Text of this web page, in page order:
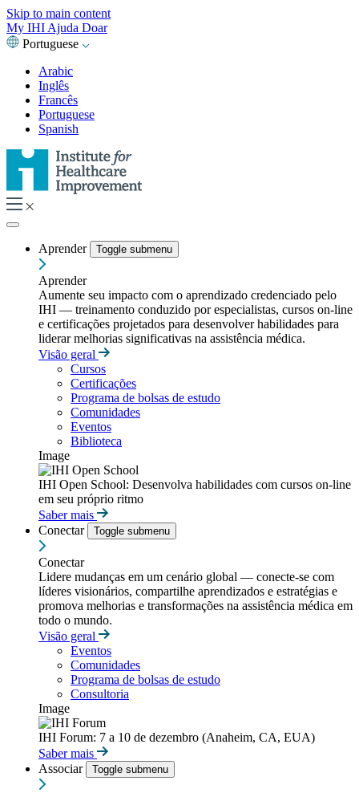
Skip to main content
My IHI Ajuda Doar
Portuguese
Arabic
Inglês
Francês
Portuguese
Spanish
Aprender Toggle submenu
Aprender
Aumente seu impacto com o aprendizado credenciado pelo
IHI — treinamento conduzido por especialistas, cursos on-line
e certificações projetados para desenvolver habilidades para
liderar melhorias significativas na assistência médica.
Visão geral
Cursos
Certificações
Programa de bolsas de estudo
Comunidades
Eventos
Biblioteca
Image
IHI Open School: Desenvolva habilidades com cursos on-line
em seu próprio ritmo
Saber mais
Conectar
Toggle submenu
Conectar
Lidere mudanças em um cenário global — conecte-se com
líderes visionários, compartilhe aprendizados e estratégias e
promova melhorias e transformações na assistência médica em
todo o mundo.
Visão geral
Eventos
Comunidades
Programa de bolsas de estudo
Consultoria
Image
IHI Forum: 7 a 10 de dezembro (Anaheim, CA, EUA)
Saber mais
Associar
Toggle submenu